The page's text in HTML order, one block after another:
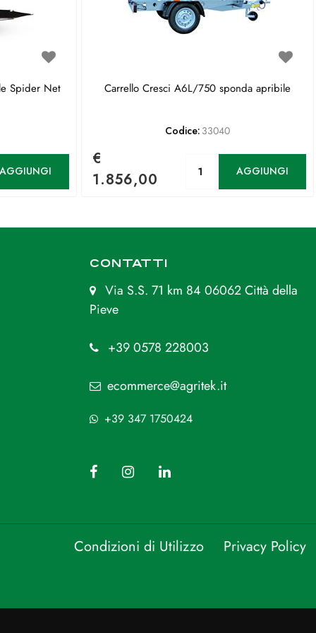
Spider Net Carrello Cresci A6L/750 sponda apribile
Codice: 33040
€
1.856,00
AGGIUNGI
CONTATTI
Via S.S. 71 km 84 06062 Città della
Pieve
+39 0578 228003
ecommerce@agritek.it
+39 347 1750424
Condizioni di Utilizzo Privacy Policy